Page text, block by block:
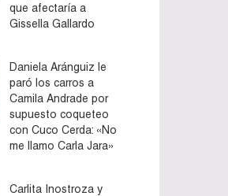
que afectaría a
Gissella Gallardo
Daniela Aránguiz le
paró los carros a
Camila Andrade por
supuesto coqueteo
con Cuco Cerda: «No
me llamo Carla Jara»
Carlita Inostroza y